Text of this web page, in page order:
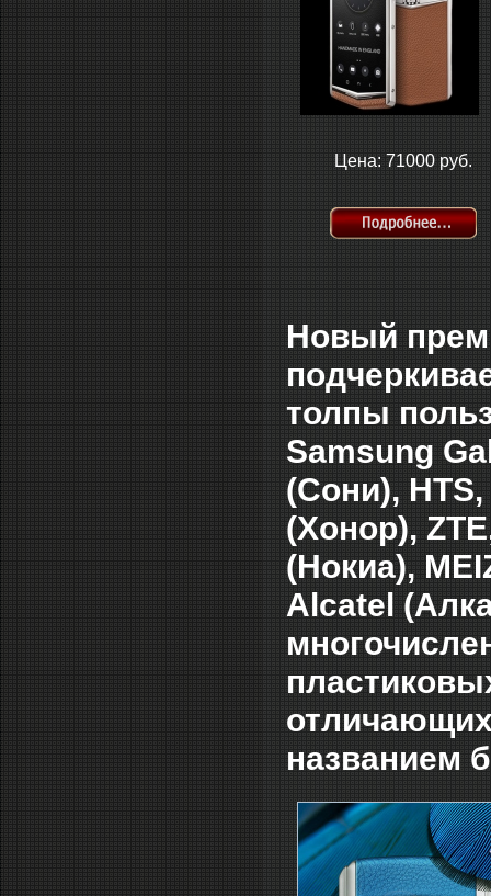
Цена: 71000 руб.
Новый
толпы
Samsung
(Сони),
(Хонор),
(Нокиа),
Alcatel
названием